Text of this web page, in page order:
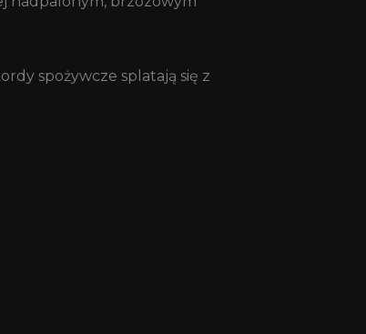
spożywcze splatają się z